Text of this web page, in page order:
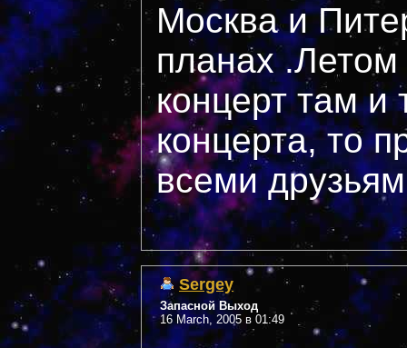
Москва и
планах
концерт там и
концерта, то
всеми
Sergey
Запасной Выход
16 March, 2005 в 01:49